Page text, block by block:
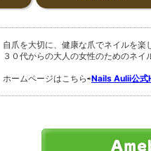
自爪を大切に、健康な爪でネイルを楽
３０代からの大人の女性のためのネイ
ホームページはこちら⇨Nails Aulii公式